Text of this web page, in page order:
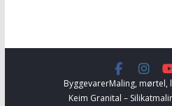
ByggevarerMaling, mørtel,
Keim Granital –